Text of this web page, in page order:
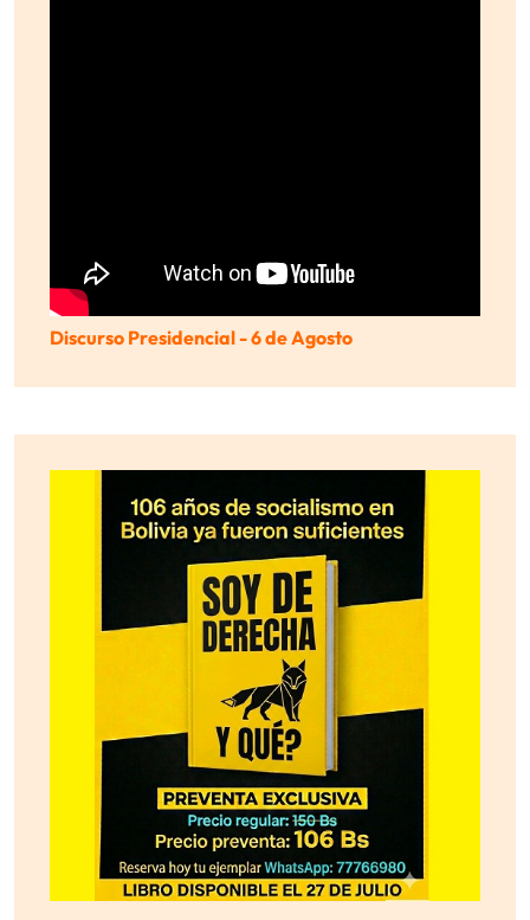
Discurso Presidencial - 6 de Agosto